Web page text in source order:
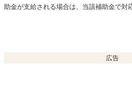
助金が支給される場合は、当該補助金で対
広告